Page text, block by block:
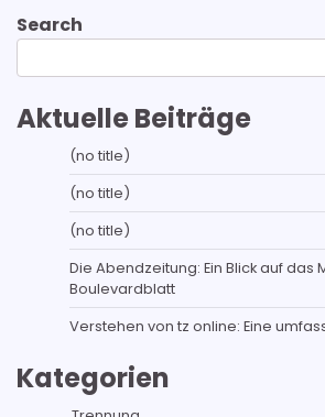
Search
Aktuelle Beiträge
(no title)
(no title)
(no title)
Die Abendzeitung: Ein Blick auf das
Boulevardblatt
Verstehen von tz online: Eine
Kategorien